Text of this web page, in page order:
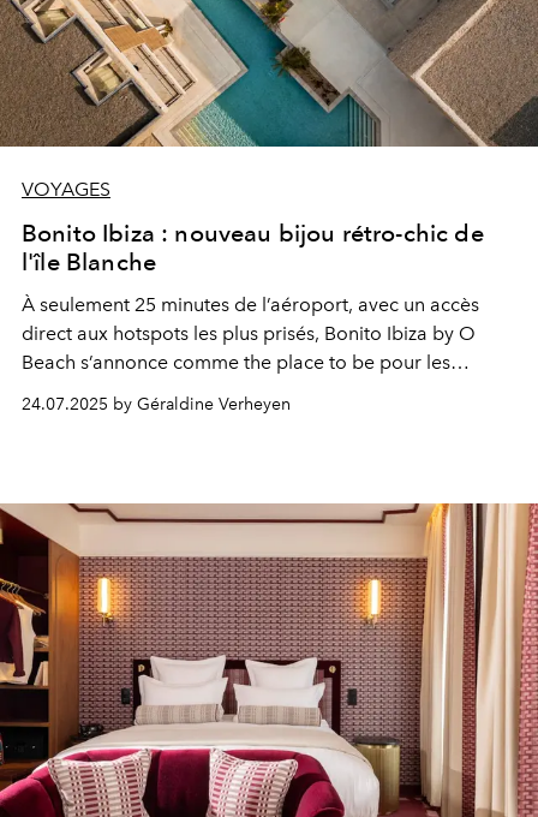
VOYAGES
Bonito Ibiza : nouveau bijou rétro-chic de
l'île Blanche
À seulement 25 minutes de l’aéroport, avec un accès
direct aux hotspots les plus prisés, Bonito Ibiza by O
Beach s’annonce comme the place to be pour les
épicuriens modernes. Une adresse solaire, festive et
libre, à l’image de l’âme d’Ibiza.
24.07.2025 by Géraldine Verheyen